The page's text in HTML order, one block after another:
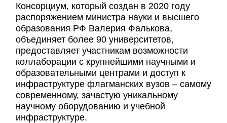
Консорциум, который создан в 2020 году
распоряжением министра науки и высшего
образования РФ Валерия Фалькова,
объединяет более 90 университетов,
предоставляет участникам возможности
коллаборации с крупнейшими научными и
образовательными центрами и доступ к
инфраструктуре флагманских вузов – самому
современному, зачастую уникальному
научному оборудованию и учебной
инфраструктуре.